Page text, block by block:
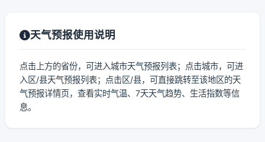
天气预报使用说明
点击上方的省份，可进入城市天气预报列表；点击城市，可进
入区/县天气预报列表；点击区/县，可直接跳转至该地区的天
气预报详情页，查看实时气温、7天天气趋势、生活指数等信
息。